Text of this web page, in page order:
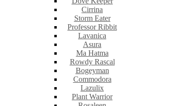
Cirrina
Storm Eater
Professor Ribbit
Lavanica
Asura
Ma Hatma
Rowdy Rascal
Bogeyman
Commodora
Lazulix
Plant Warrior